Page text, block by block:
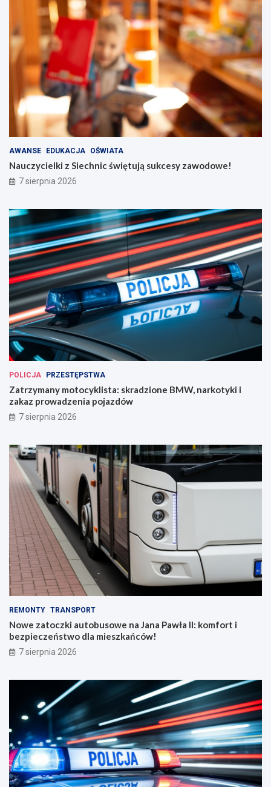
AWANSE EDUKACJA OŚWIATA
Nauczycielki z Siechnic świętują sukcesy zawodowe!
7 sierpnia 2026
POLICJA PRZESTĘPSTWA
Zatrzymany motocyklista: skradzione BMW, narkotyki i
zakaz prowadzenia pojazdów
7 sierpnia 2026
REMONTY TRANSPORT
Nowe zatoczki autobusowe na Jana Pawła II: komfort i
bezpieczeństwo dla mieszkańców!
7 sierpnia 2026